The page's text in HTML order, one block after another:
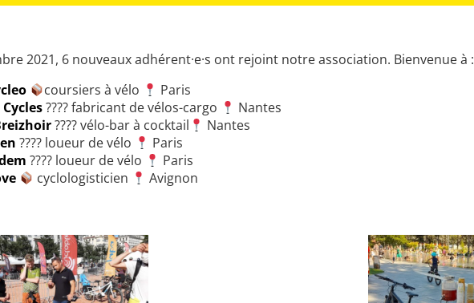
2021, 6 nouveaux adhérent·e·s ont rejoint notre association. Bienvenue à :
coursiers à vélo
Paris
???? fabricant de vélos-cargo
Nantes
???? vélo-bar à cocktail
Nantes
???? loueur de vélo
Paris
???? loueur de vélo
Paris
cyclologisticien Avignon